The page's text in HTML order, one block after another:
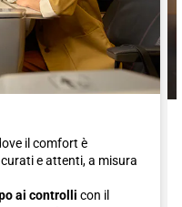
il comfort è
e attenti, a misura
ai controlli con il